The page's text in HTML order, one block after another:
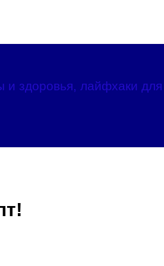
здоровья, лайфхаки для